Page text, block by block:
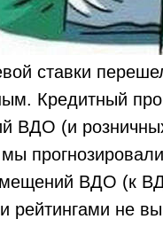
ставки
Кредитный
ВДО (и
ВДО (к
рейтингами не